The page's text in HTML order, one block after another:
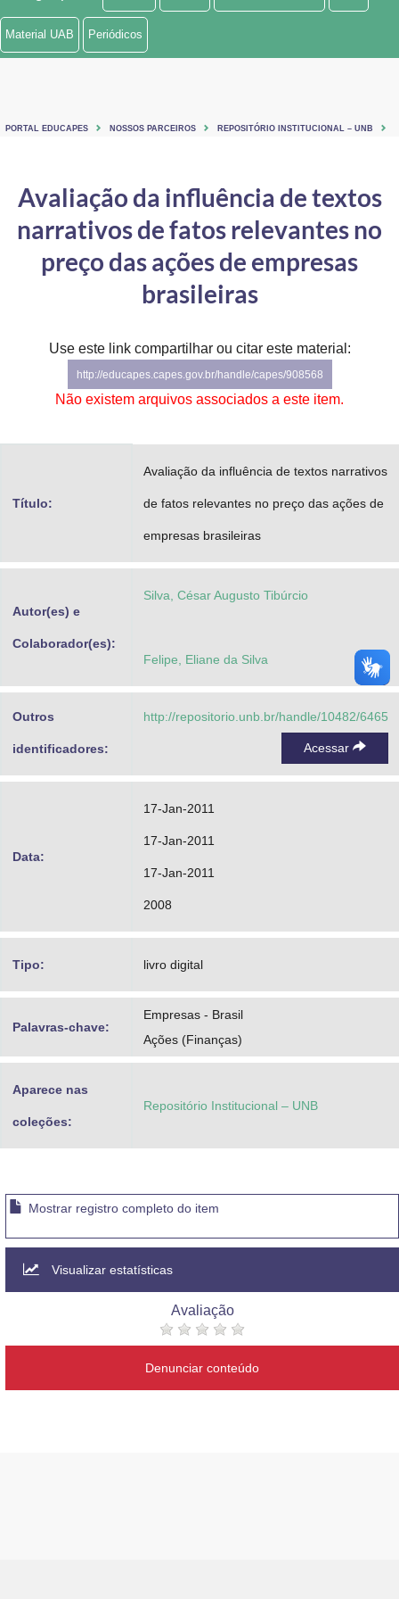
Ministério de Minas e Energia
Controladoria-Geral da União
Ministério da Mulher, da Família e dos Direitos Humanos
Gabinete de Segurança Institucional
Material UAB Periódicos
PORTAL EDUCAPES NOSSOS PARCEIROS REPOSITÓRIO INSTITUCIONAL – UNB
Avaliação da influência de textos
narrativos de fatos relevantes no
preço das ações de empresas
brasileiras
Use este link compartilhar ou citar este material:
http://educapes.capes.gov.br/handle/capes/908568
Não existem arquivos associados a este item.
Título:
Avaliação da influência de textos narrativos
de fatos relevantes no preço das ações de
empresas brasileiras
Autor(es) e
Colaborador(es):
Silva, César Augusto Tibúrcio
Felipe, Eliane da Silva
Outros
identificadores:
http://repositorio.unb.br/handle/10482/6465
Acessar
Data:
17-Jan-2011
17-Jan-2011
17-Jan-2011
2008
Tipo: livro digital
Palavras-chave:
Empresas - Brasil
Ações (Finanças)
Aparece nas
coleções:
Repositório Institucional – UNB
Mostrar registro completo do item
Visualizar estatísticas
Avaliação
Denunciar conteúdo